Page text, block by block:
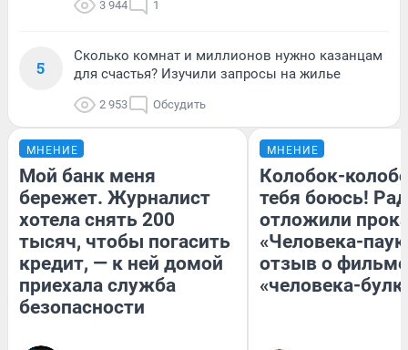
3 944 1
5
Сколько комнат и миллионов нужно казанцам
для счастья? Изучили запросы на жилье
2 953 Обсудить
МНЕНИЕ
Мой банк меня
бережет. Журналист
хотела снять 200
тысяч, чтобы погасить
кредит, — к ней домой
приехала служба
безопасности
МНЕНИЕ
Колобок-
тебя боюсь!
отложили
«Человека-
отзыв о
«человека-